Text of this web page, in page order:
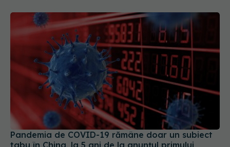
Pandemia de COVID-19 rămâne doar un subiect
tabu în China, la 5 ani de la anunțul primului
deces legat de virus
13 ian 2025, 09:49